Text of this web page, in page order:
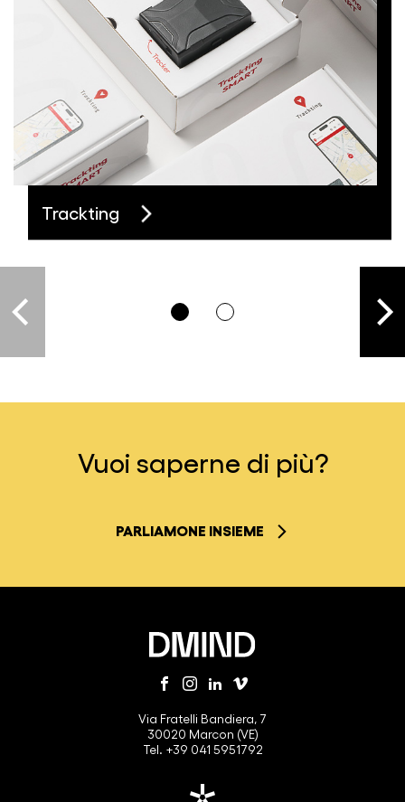
Trackting
Vuoi saperne di più?
PARLIAMONE INSIEME
Via Fratelli Bandiera, 7
30020 Marcon (VE)
Tel. +39 041 5951792